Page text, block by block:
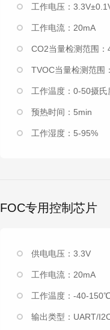
工作电压：
工作电流：20mA
CO2当量检测范围
TVOC当量检测范围
工作温度：0-50摄
预热时间：5min
工作湿度：5-95%
FOC专用控制芯片
供电电压：3.3V
工作电流：20mA
工作温度：-40-150℃
输出类型：UART/